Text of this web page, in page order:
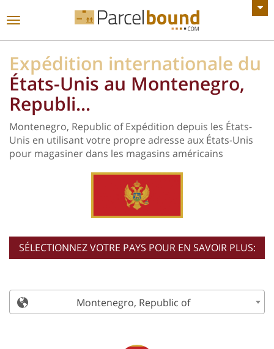
VOIR TOUTES LES ANNONCES
Basculer
Expédition internationale du
États-Unis au Montenegro,
Republi...
Montenegro, Republic of Expédition depuis les États-
Unis en utilisant votre propre adresse aux États-Unis
pour magasiner dans les magasins américains
SÉLECTIONNEZ VOTRE PAYS POUR EN SAVOIR PLUS:
Montenegro, Republic of